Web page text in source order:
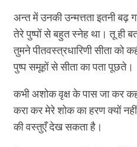
अन्त में उनकी उन्मत्तता इतनी बढ़
तेरे पुष्पों से बहुत स्नेह था। तू ही
तुमने पीतवस्त्रधारिणी सीता को
पुष्प समूहों से सीता का पता पूछते।
कभी अशोक वृक्ष के पास जा कर
करा कर मेरे शोक का हरण क्यों
की वस्तुएँ देख सकता है।